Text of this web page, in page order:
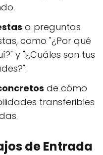
a preguntas
como "¿Por qué
y "¿Cuáles son tus
de cómo
transferibles
de Entrada